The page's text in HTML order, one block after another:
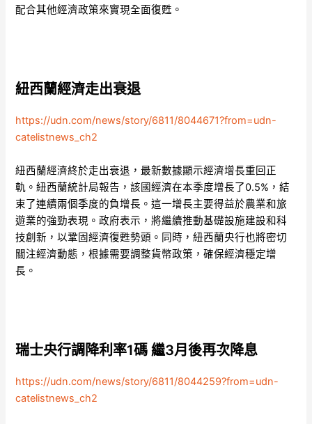
配合其他經濟政策來實現全面復甦。
紐西蘭經濟走出衰退
https://udn.com/news/story/6811/8044671?from=udn-
catelistnews_ch2
紐西蘭經濟終於走出衰退，最新數據顯示經濟增長重回正
軌。紐西蘭統計局報告，該國經濟在本季度增長了0.5%，結
束了連續兩個季度的負增長。這一增長主要得益於農業和旅
遊業的強勁表現。政府表示，將繼續推動基礎設施建設和科
技創新，以鞏固經濟復甦勢頭。同時，紐西蘭央行也將密切
關注經濟動態，根據需要調整貨幣政策，確保經濟穩定增
長。
瑞士央行調降利率1碼 繼3月後再次降息
https://udn.com/news/story/6811/8044259?from=udn-
catelistnews_ch2